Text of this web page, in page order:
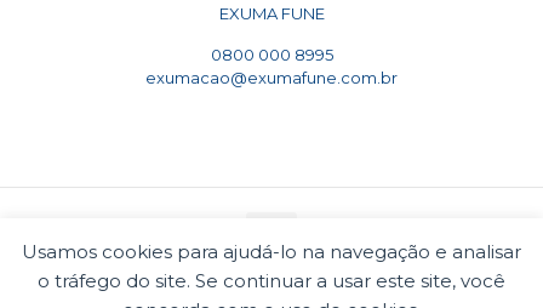
Usamos cookies para ajudá-lo na navegação e analisar
o tráfego do site. Se continuar a usar este site, você
EXUMA FUNE
0800 000 8995
exumacao@exumafune.com.br
© 2010 Exumafune. Todos direitos reservados- Ligue